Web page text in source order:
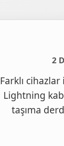
2
Farklı
Lightning
taşıma